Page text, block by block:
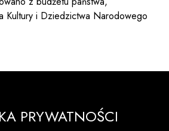
Kultury i Dziedzictwa Narodowego
PRYWATNOŚCI